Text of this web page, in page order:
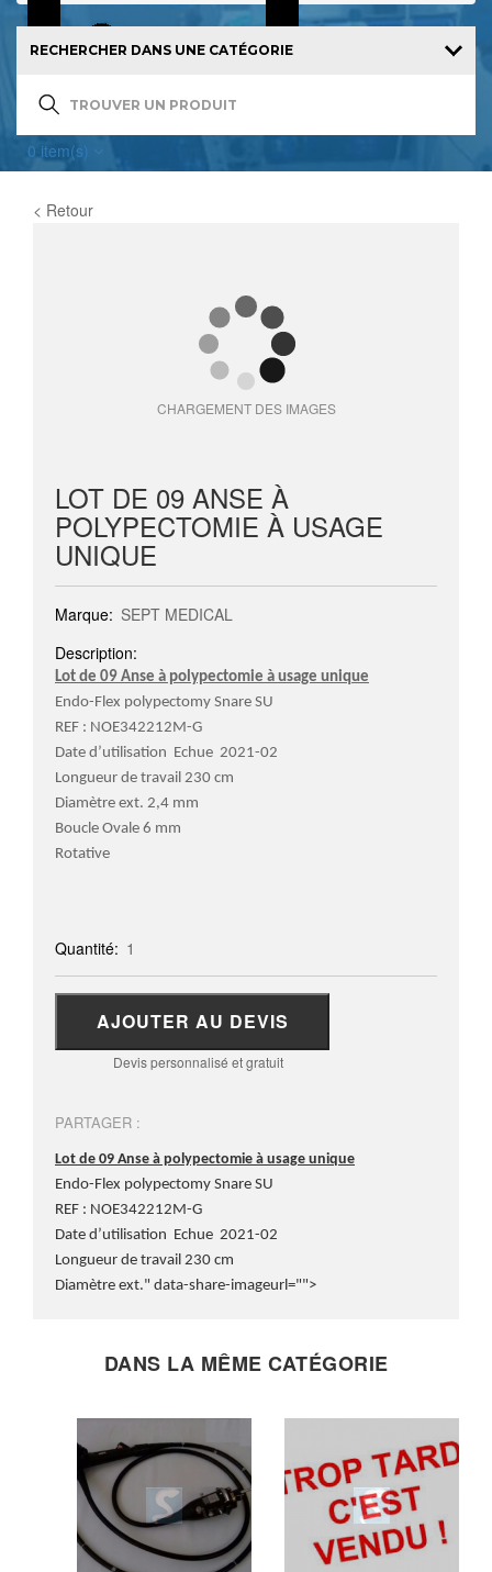
0 item(s)
< Retour
CHARGEMENT DES IMAGES
LOT DE 09 ANSE À
POLYPECTOMIE À USAGE
UNIQUE
Marque: SEPT MEDICAL
Description:
Lot de 09 Anse à polypectomie à usage unique
Endo-Flex polypectomy Snare SU
REF : NOE342212M-G
Date d’utilisation Echue 2021-02
Longueur de travail 230 cm
Diamètre ext. 2,4 mm
Boucle Ovale 6 mm
Rotative
Quantité: 1
AJOUTER AU DEVIS
Devis personnalisé et gratuit
PARTAGER :
Lot de 09 Anse à polypectomie à usage unique
Endo-Flex polypectomy Snare SU
REF : NOE342212M-G
Date d’utilisation Echue 2021-02
Longueur de travail 230 cm
Diamètre ext." data-share-imageurl="">
DANS LA MÊME CATÉGORIE